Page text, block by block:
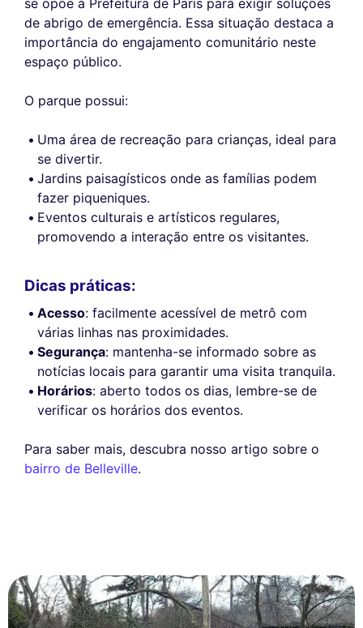
de abrigo de emergência. Essa situação destaca a
importância do engajamento comunitário neste
espaço público.
O parque possui:
Uma área de recreação para crianças, ideal para
se divertir.
Jardins paisagísticos onde as famílias podem
fazer piqueniques.
Eventos culturais e artísticos regulares,
promovendo a interação entre os visitantes.
Dicas práticas:
Acesso: facilmente acessível de metrô com
várias linhas nas proximidades.
Segurança: mantenha-se informado sobre as
notícias locais para garantir uma visita tranquila.
Horários: aberto todos os dias, lembre-se de
verificar os horários dos eventos.
Para saber mais, descubra nosso artigo sobre o
bairro de Belleville.